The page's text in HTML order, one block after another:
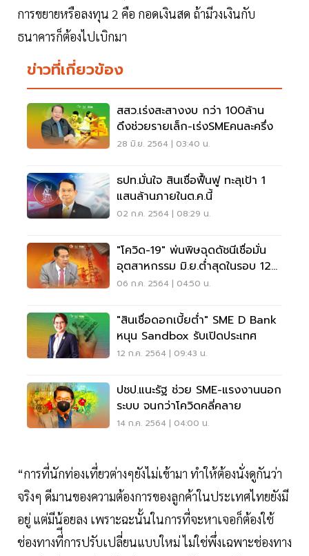
การขยายหรือลงทุน 2 คือ กอดเงินสด ถ้ามีวงเงินกับ
ธนาคารก็ต้องไปเบิกมา
ข่าวที่เกี่ยวข้อง
สสว.เร่งสะสางงบ กว่า 100ล้าน
ดึงช่วยรายเล็ก-เร่งSMEคนละครึ่ง
28 มิ.ย. 2564 | 03:40 น.
ธปท.มั่นใจ สินเชื่อฟื้นฟู ทะลุเป้า 1
แสนล้านภายในต.ค.นี้
02 ก.ค. 2564 | 08:29 น.
"โควิด-19" พ่นพิษฉุดดัชนีเชื่อมั่น
อุตสาหกรรม มิ.ย.ต่ำสุดในรอบ 12
เดือน
06 ก.ค. 2564 | 04:50 น.
"สินเชื่อดอกเบี้ยต่ำ" SME D Bank
หนุน Sandbox รับเปิดประเทศ
12 ก.ค. 2564 | 09:43 น.
ปชป.แนะรัฐ ช่วย SME-แรงงานนอก
ระบบ จนกว่าโควิดคลี่คลาย
14 ก.ค. 2564 | 04:00 น.
“การที่นักท่องเที่ยวต่างๆยังไม่เข้ามา ทำให้ต้องนั่งดูกันว่า
จริงๆ ดีมานของความต้องการของลูกค้าในประเทศไทยยังมี
อยู่ แต่มีน้อยลง เพราะฉะนั้นในการที่จะหาเจอก็ต้องใช้
ช่องทางที่ีการปรับเปลี่ยนแบบใหม่ ไม่ใช่พึ่งเฉพาะช่องทาง